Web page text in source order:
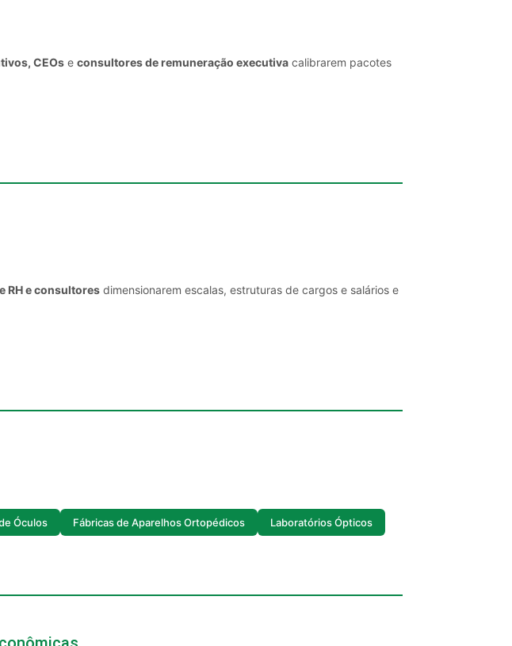
CEOs e consultores de remuneração executiva calibrarem pacotes
RH e consultores dimensionarem escalas, estruturas de cargos e salários e
Óculos Fábricas de Aparelhos Ortopédicos Laboratórios Ópticos